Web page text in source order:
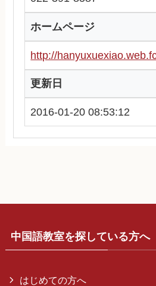
ホームページ
http://
更新日
2016-01-20 08:53:12
中国語教室を探している方へ
はじめての方へ